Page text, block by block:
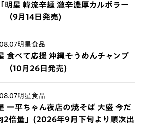
明星 韓流辛麺 激辛濃厚カルボラー
（9月14日発売)
明星食品
食べて応援 沖縄そうめんチャンプ
（10月26日発売)
明星食品
一平ちゃん夜店の焼そば 大盛 今だ
2倍量」(2026年9月下旬より順次出